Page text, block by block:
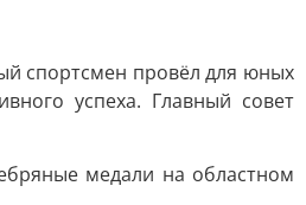
спортсмен провёл для юных
успеха. Главный совет
медали на областном